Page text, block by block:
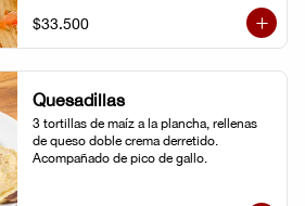
$33.500
Quesadillas
3 tortillas de maíz a la plancha, rellenas
de queso doble crema derretido.
Acompañado de pico de gallo.